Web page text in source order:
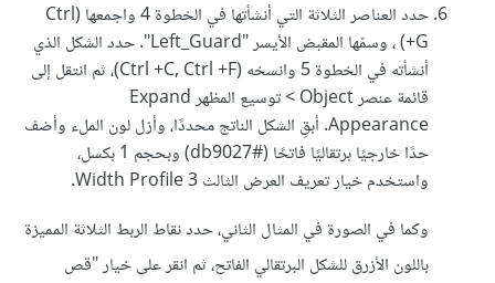
حدد العناصر الثلاثة التي أنشأتها في الخطوة 4 واجمعها (Ctrl
+G) ، وسمّها المقبض الأيسر "Left_Guard". حدد الشكل الذي
أنشأته في الخطوة 5 وانسخه (Ctrl +C, Ctrl +F)، ثم انتقل إلى
قائمة عنصر Object > توسيع المظهر Expand
Appearance. أبقِ الشكل الناتج محددًا، وأزل لون الملء وأضف
حدًا خارجيًا برتقاليًا فاتحًا (#db9027) وبحجم 1 بكسل،
واستخدم خيار تعريف العرض الثالث Width Profile 3.
وكما في الصورة في المثال الثاني، حدد نقاط الربط الثلاثة المميزة
باللون الأزرق للشكل البرتقالي الفاتح، ثم انقر على خيار "قص